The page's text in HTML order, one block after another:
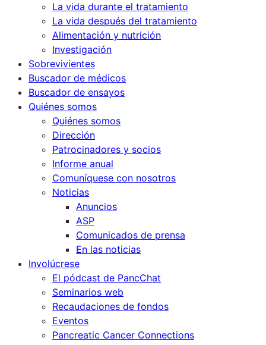
La vida durante el tratamiento
La vida después del tratamiento
Alimentación y nutrición
Investigación
Sobrevivientes
Buscador de médicos
Buscador de ensayos
Quiénes somos
Quiénes somos
Dirección
Patrocinadores y socios
Informe anual
Comuníquese con nosotros
Noticias
Anuncios
ASP
Comunicados de prensa
En las noticias
Involúcrese
El pódcast de PancChat
Seminarios web
Recaudaciones de fondos
Eventos
Pancreatic Cancer Connections